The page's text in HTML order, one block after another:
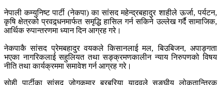
नेपाली कम्युनिष्ट पार्टी (नेकपा) का सांसद महेन्द्रबहादुर शाहीले ऊर्जा, पर्यटन,
कृषि क्षेत्रको प्रवद्र्धनमार्फत समृद्धि हासिल गर्न सकिने उल्लेख गर्दै सामाजिक,
आर्थिक रुपान्तरणमा ध्यान दिन आग्रह गरे।
नेकपाकै सांसद प्रेमबहादुर वयकले किसानलाई मल, बिउबिजन, अपाङ्गता
भएका नागरिकलाई सहुलियत तथा सङ्क्रमणकालीन न्याय निरुपणको विषय
नीति तथा कार्यक्रममा समावेश गर्न आग्रह गरे।
सोही पार्टीका सांसद जोगकुमार बरबरिया यादवले सङ्घीय लोकतान्त्रिक